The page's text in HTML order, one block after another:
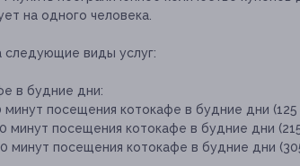
на одного человека.
следующие виды услуг:
в будние дни:
посещения котокафе в будние дни
минут посещения котокафе в будние дни
минут посещения котокафе в будние дни